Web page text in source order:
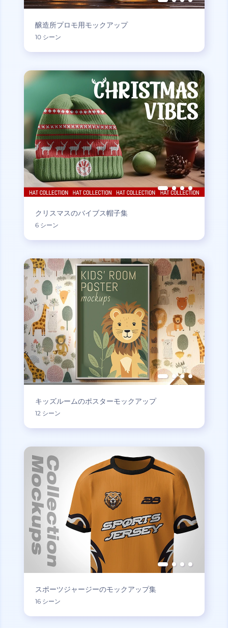
醸造所プロモ用モックアップ
10 シーン
クリスマスのバイブス帽子集
6 シーン
キッズルームのポスターモックアップ
12 シーン
スポーツジャージーのモックアップ集
16 シーン